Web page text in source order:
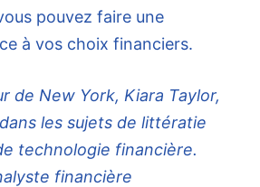
pouvez faire une
à vos choix financiers.
de New York, Kiara Taylor,
les sujets de littératie
technologie financière.
financière